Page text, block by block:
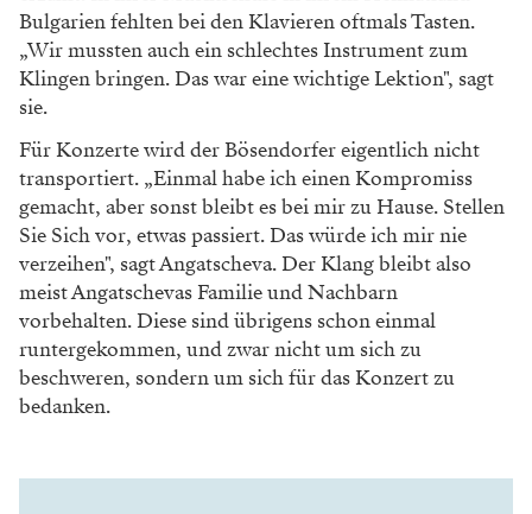
Bulgarien fehlten bei den Klavieren oftmals Tasten.
„Wir mussten auch ein schlechtes Instrument zum
Klingen bringen. Das war eine wichtige Lektion", sagt
sie.
Für Konzerte wird der Bösendorfer eigentlich nicht
transportiert. „Einmal habe ich einen Kompromiss
gemacht, aber sonst bleibt es bei mir zu Hause. Stellen
Sie Sich vor, etwas passiert. Das würde ich mir nie
verzeihen", sagt Angatscheva. Der Klang bleibt also
meist Angatschevas Familie und Nachbarn
vorbehalten. Diese sind übrigens schon einmal
runtergekommen, und zwar nicht um sich zu
beschweren, sondern um sich für das Konzert zu
bedanken.